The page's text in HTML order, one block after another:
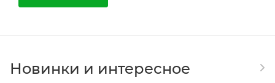
Новинки и интересное